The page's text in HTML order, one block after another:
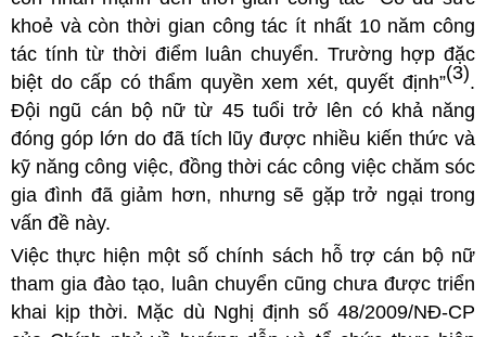
khoẻ và còn thời gian công tác ít nhất 10 năm công
tác tính từ thời điểm luân chuyển. Trường hợp đặc
biệt do cấp có thẩm quyền xem xét, quyết định”(3).
Đội ngũ cán bộ nữ từ 45 tuổi trở lên có khả năng
đóng góp lớn do đã tích lũy được nhiều kiến thức và
kỹ năng công việc, đồng thời các công việc chăm sóc
gia đình đã giảm hơn, nhưng sẽ gặp trở ngại trong
vấn đề này.
Việc thực hiện một số chính sách hỗ trợ cán bộ nữ
tham gia đào tạo, luân chuyển cũng chưa được triển
khai kịp thời. Mặc dù Nghị định số 48/2009/NĐ-CP